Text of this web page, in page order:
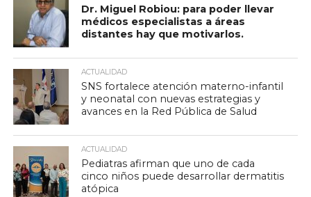
Dr. Miguel Robiou: para poder llevar
médicos especialistas a áreas
distantes hay que motivarlos.
ACTUALIDAD
SNS fortalece atención materno-infantil
y neonatal con nuevas estrategias y
avances en la Red Pública de Salud
ACTUALIDAD
Pediatras afirman que uno de cada
cinco niños puede desarrollar dermatitis
atópica